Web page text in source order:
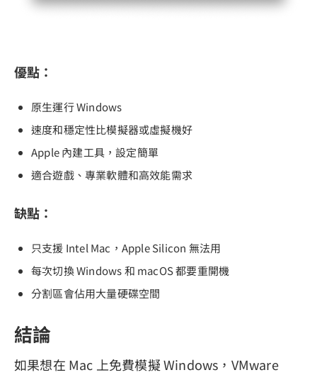
優點：
原生運行 Windows
速度和穩定性比模擬器或虛擬機好
Apple 內建工具，設定簡單
適合遊戲、專業軟體和高效能需求
缺點：
只支援 Intel Mac，Apple Silicon 無法用
每次切換 Windows 和 macOS 都要重開機
分割區會佔用大量硬碟空間
結論
如果想在 Mac 上免費模擬 Windows，VMware